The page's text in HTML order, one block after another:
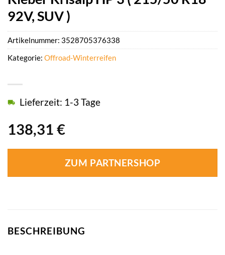
92V, SUV )
138,31 €
Lieferzeit: 1-3 Tage
ZUM PARTNERSHOP
Artikelnummer: 3528705376338
Kategorie: Offroad-Winterreifen
BESCHREIBUNG